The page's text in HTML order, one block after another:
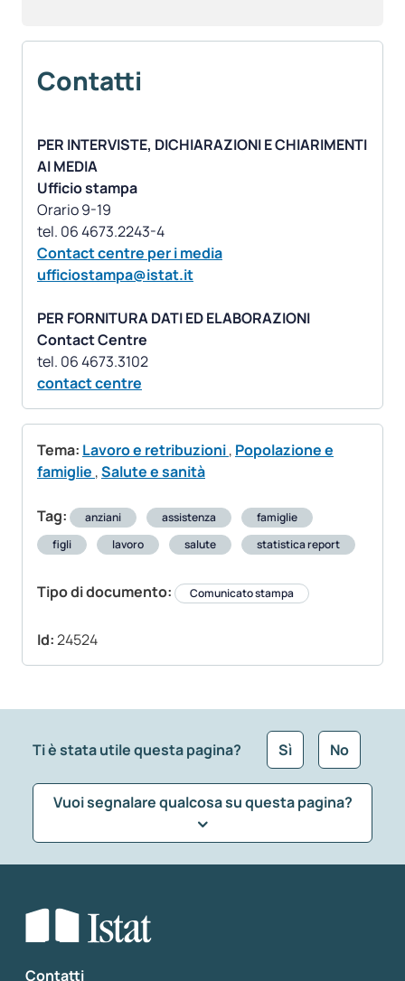
Contatti
PER INTERVISTE, DICHIARAZIONI E CHIARIMENTI
AI MEDIA
Ufficio stampa
Orario 9-19
Contact centre per i media
ufficiostampa@istat.it
PER FORNITURA DATI ED ELABORAZIONI
Contact Centre
contact centre
Tema: Lavoro e retribuzioni, Popolazione e
famiglie ,Salute e sanità
Tag: anziani assistenza
famiglie
figli
lavoro salute statistica report
Tipo di documento: Comunicato stampa
Id:24524
Ti è stata utile questa pagina? Sì No
Vuoi segnalare qualcosa su questa pagina?
Seleziona la tipologia della segnalazione
Inserisci il tuo commento
Contatti